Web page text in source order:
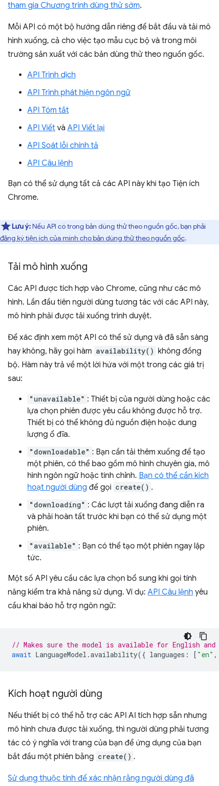
tham gia Chương trình dùng thử sớm.
Mỗi API có một bộ hướng dẫn riêng để bắt đầu và tải mô
hình xuống, cả cho việc tạo mẫu cục bộ và trong môi
trường sản xuất với các bản dùng thử theo nguồn gốc.
API Trình dịch
API Trình phát hiện ngôn ngữ
API Tóm tắt
API Viết và API Viết lại
API Soát lỗi chính tả
API Câu lệnh
Bạn có thể sử dụng tất cả các API này khi tạo Tiện ích
Chrome.
Lưu ý:Nếu API có trong bản dùng thử theo nguồn gốc, bạn phải
đăng ký tiện ích của mình cho bản dùng thử theo nguồn gốc.
Tải mô hình xuống
Các API được tích hợp vào Chrome, cũng như các mô
hình. Lần đầu tiên người dùng tương tác với các API này,
mô hình phải được tải xuống trình duyệt.
Để xác định xem một API có thể sử dụng và đã sẵn sàng
hay không, hãy gọi hàm availability() không đồng
bộ. Hàm này trả về một lời hứa với một trong các giá trị
sau:
"unavailable" : Thiết bị của người dùng hoặc các
lựa chọn phiên được yêu cầu không được hỗ trợ.
Thiết bị có thể không đủ nguồn điện hoặc dung
lượng ổ đĩa.
"downloadable" : Bạn cần tải thêm xuống để tạo
một phiên, có thể bao gồm mô hình chuyên gia, mô
hình ngôn ngữ hoặc tinh chỉnh. Bạn có thể cần kích
hoạt người dùng để gọi create() .
"downloading" : Các lượt tải xuống đang diễn ra
và phải hoàn tất trước khi bạn có thể sử dụng một
phiên.
"available" : Bạn có thể tạo một phiên ngay lập
tức.
Một số API yêu cầu các lựa chọn bổ sung khi gọi tính
năng kiểm tra khả năng sử dụng. Ví dụ: API Câu lệnh yêu
cầu khai báo hỗ trợ ngôn ngữ:
// Makes sure the model is available for English and
await LanguageModel .availability({ languages : [ "en" ,
Kích hoạt người dùng
Nếu thiết bị có thể hỗ trợ các API AI tích hợp sẵn nhưng
mô hình chưa được tải xuống, thì người dùng phải tương
tác có ý nghĩa với trang của bạn để ứng dụng của bạn
bắt đầu một phiên bằng create() .
Sử dụng thuộc tính để xác nhận rằng người dùng đã